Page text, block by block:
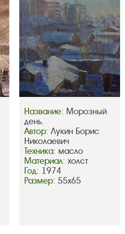
Название: Морозный
день.
Автор: Лукин Борис
Николаевич
Техника: масло
Материал: холст
Год: 1974
Размер: 55х65